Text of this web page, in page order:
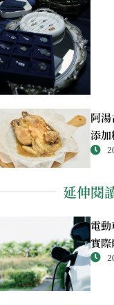
阿
添加
雞回
延伸閱
電動
實際
解決